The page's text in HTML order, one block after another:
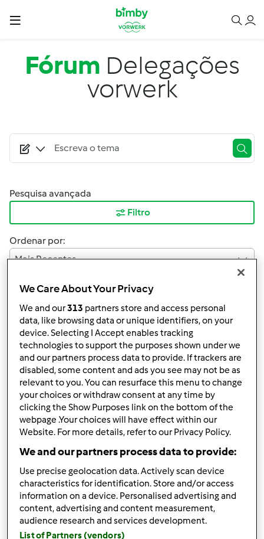
Passar para o conteúdo principal
Fórum Delegações
vorwerk
Pesquisa avançada
Filtro
Ordenar por:
Mais Recentes
Resultados por página:
10
2 | Última entrada
Responder mensagem
petoceia (não verificado)
Qui, 2014-01-02 15:11
Gostava de saber se nas delegações da vorwerk podem
ser tratadas, igualmente, questões relacionadas com
outros produtos da vorwerk, para além da bimby, pois
We Care About Your Privacy
We and our313 partners store and access personal
data, like browsing data or unique identifiers, on your
device. Selecting I Accept enables tracking
technologies to support the purposes shown under we
and our partners process data to provide. If trackers are
disabled, some content and ads you see may not be as
relevant to you. You can resurface this menu to change
your choices or withdraw consent at any time by
clicking the Show Purposes link on the bottom of the
webpage .Your choices will have effect within our
Website. For more details, refer to our Privacy Policy.
We and our partners process data to provide:
Use precise geolocation data. Actively scan device
characteristics for identification. Store and/or access
information on a device. Personalised advertising and
content, advertising and content measurement,
audience research and services development.
List of Partners (vendors)